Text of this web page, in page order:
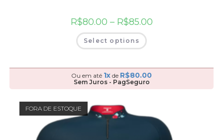
R$80.00 – R$85.00
Select options
Ou em até 1x de R$80.00
Sem Juros - PagSeguro
FORA DE ESTOQUE